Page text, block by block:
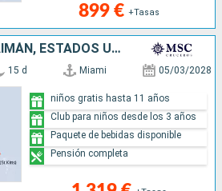
899 € +Tasas
BAHAMAS, ISLAS CAIMÁN, ESTADOS UNIDOS, SAN MARTÍN, SAN CRISTÓBAL Y NIEVES, REPÚBLICA DOMINICANA
15 d Miami 05/03/2028
niños gratis hasta 11 años
Club para niños desde los 3 años
Paquete de bebidas disponible
Pensión completa